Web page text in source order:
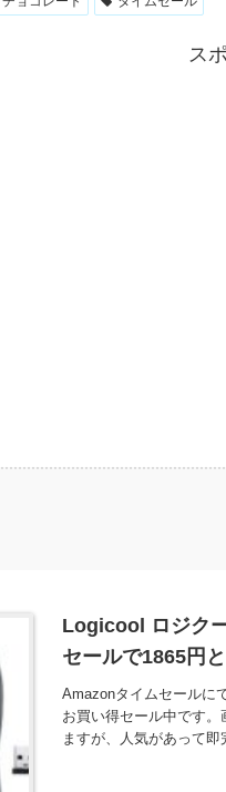
ス
Logicool ロジク
セールで1865円
Amazonタイムセールに
お買い得セール中です
ますが、人気があって